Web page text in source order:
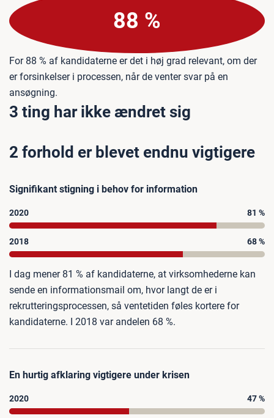
88 %
For 88 % af kandidaterne er det i høj grad relevant, om der
er forsinkelser i processen, når de venter svar på en
ansøgning.
3 ting har ikke ændret sig
2 forhold er blevet endnu vigtigere
Signifikant stigning i behov for information
2020 81 %
2018 68 %
I dag mener 81 % af kandidaterne, at virksomhederne kan
sende en informationsmail om, hvor langt de er i
rekrutteringsprocessen, så ventetiden føles kortere for
kandidaterne. I 2018 var andelen 68 %.
En hurtig afklaring vigtigere under krisen
2020 47 %